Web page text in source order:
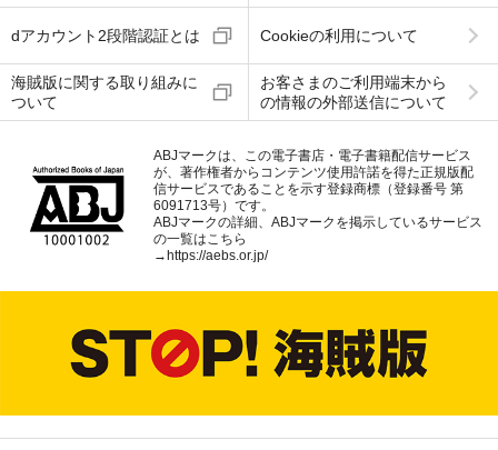
dアカウント2段階認証とは Cookieの利用について
海賊版に関する取り組みに
ついて
お客さまのご利用端末から
の情報の外部送信について
ABJマークは、この電子書店・電子書籍配信サービス
が、著作権者からコンテンツ使用許諾を得た正規版配
信サービスであることを示す登録商標（登録番号 第
6091713号）です。
ABJマークの詳細、ABJマークを掲示しているサービス
の一覧はこちら
→https://aebs.or.jp/